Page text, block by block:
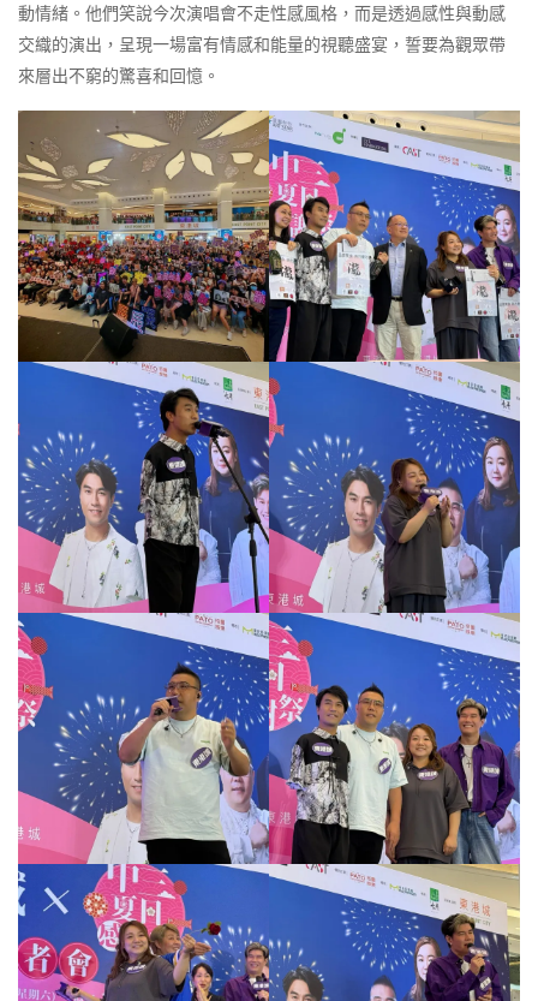
動情緒。他們笑說今次演唱會不走性感風格，而是透過感性與動感
交織的演出，呈現一場富有情感和能量的視聽盛宴，誓要為觀眾帶
來層出不窮的驚喜和回憶。